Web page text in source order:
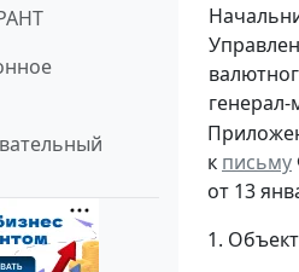
к письму
от 13
1.